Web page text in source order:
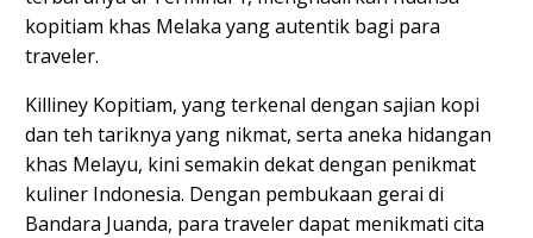
kopitiam khas Melaka yang autentik bagi para
traveler.
Killiney Kopitiam, yang terkenal dengan sajian kopi
dan teh tariknya yang nikmat, serta aneka hidangan
khas Melayu, kini semakin dekat dengan penikmat
kuliner Indonesia. Dengan pembukaan gerai di
Bandara Juanda, para traveler dapat menikmati cita